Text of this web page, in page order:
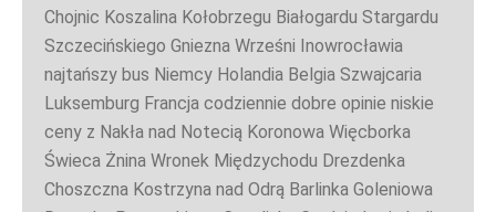
Chojnic Koszalina Kołobrzegu Białogardu Stargardu
Szczecińskiego Gniezna Wrześni Inowrocławia
najtańszy bus Niemcy Holandia Belgia Szwajcaria
Luksemburg Francja codziennie dobre opinie niskie
ceny z Nakła nad Notecią Koronowa Więcborka
Świeca Żnina Wronek Międzychodu Drezdenka
Choszczna Kostrzyna nad Odrą Barlinka Goleniowa